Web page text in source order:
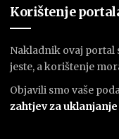
Korištenje
Nakladnik ovaj portal
jeste, a korištenje
Objavili smo vaše
zahtjev za